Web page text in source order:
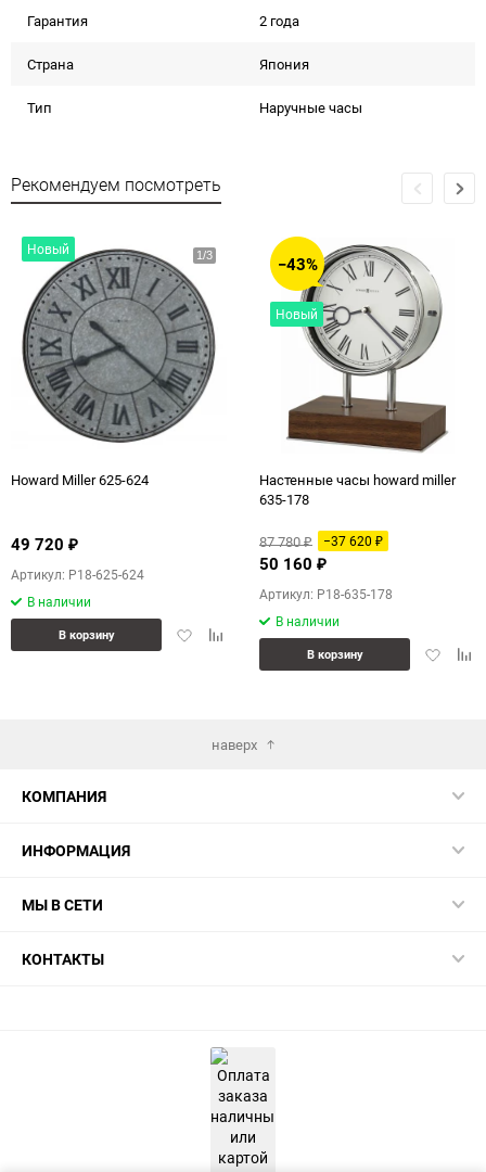
Гарантия 2 года
Страна Япония
Тип Наручные часы
Рекомендуем посмотреть
Новый
Howard Miller 625-624
49 720 ₽
Артикул: P18-625-624
В наличии
ДобавитьДобавить
сравнению
В корзину
−43%
Новый
Настенные часы howard miller
635-178
87 780₽ −37 620 ₽
50 160 ₽
Артикул: P18-635-178
В наличии
В корзину
наверх
КОМПАНИЯ
ИНФОРМАЦИЯ
МЫ В СЕТИ
КОНТАКТЫ